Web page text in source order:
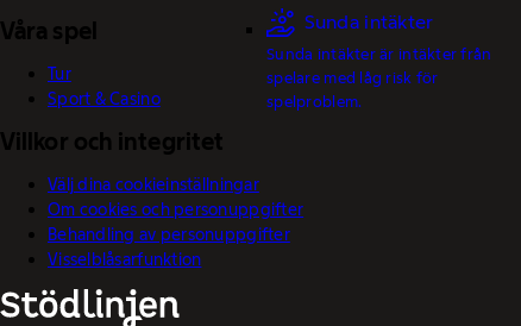
Sunda intäkter
Sunda intäkter är intäkter från
spelare med låg risk för
spelproblem.
Våra spel
Tur
Sport & Casino
Villkor och integritet
Välj dina cookieinställningar
Om cookies och personuppgifter
Behandling av personuppgifter
Visselblåsarfunktion